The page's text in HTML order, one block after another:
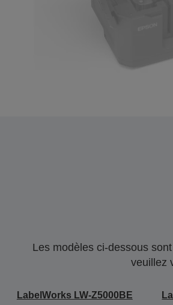
Les modèles ci-dessous
veuillez
LabelWorks LW-Z5000BE